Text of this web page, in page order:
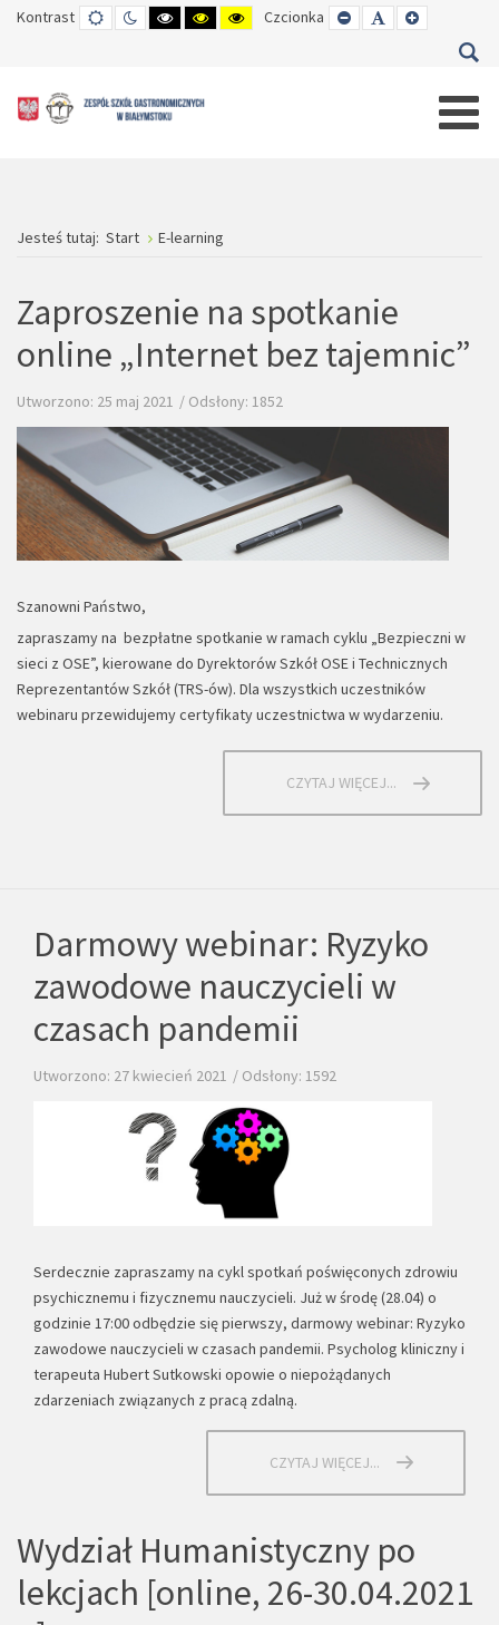
Kontrast TRYB
DOMYŚLNY
TRYB
DZIENNY
WYSOKI
CZARNO-
WYSOKI
CZARNO-
WYSOKI
ŻÓŁTO-
Czcionka SET
SMALLER
SET
DEFAULT
SET
LARGER
Jesteś tutaj: Start E-learning
Zaproszenie na spotkanie
online „Internet bez tajemnic”
Utworzono: 25 maj 2021 Odsłony: 1852
Szanowni Państwo,
zapraszamy na bezpłatne spotkanie w ramach cyklu „Bezpieczni w
sieci z OSE”, kierowane do Dyrektorów Szkół OSE i Technicznych
Reprezentantów Szkół (TRS-ów). Dla wszystkich uczestników
webinaru przewidujemy certyfikaty uczestnictwa w wydarzeniu.
CZYTAJ WIĘCEJ...
Darmowy webinar: Ryzyko
zawodowe nauczycieli w
czasach pandemii
Utworzono: 27 kwiecień 2021 Odsłony: 1592
Serdecznie zapraszamy na cykl spotkań poświęconych zdrowiu
psychicznemu i fizycznemu nauczycieli. Już w środę (28.04) o
godzinie 17:00 odbędzie się pierwszy, darmowy webinar: Ryzyko
zawodowe nauczycieli w czasach pandemii. Psycholog kliniczny i
terapeuta Hubert Sutkowski opowie o niepożądanych
zdarzeniach związanych z pracą zdalną.
CZYTAJ WIĘCEJ...
Wydział Humanistyczny po
lekcjach [online, 26-30.04.2021